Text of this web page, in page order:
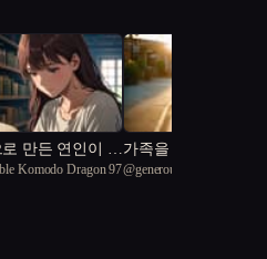
만든 연인이 현
타났다
Komodo Dragon 97
가족을 찾아 떠난 다큐
감독
@generous Linesuchus 69